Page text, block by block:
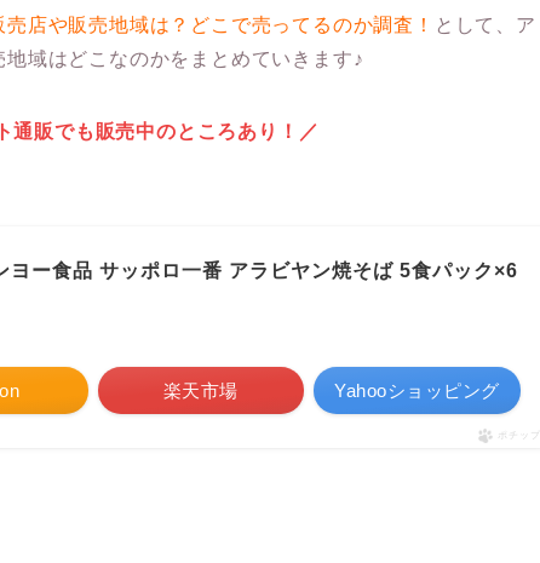
店や販売地域は？どこで売ってるのか調査！
として、ア
域はどこなのかをまとめていきます♪
通販でも販売中のところあり！／
ヨー食品 サッポロ一番 アラビヤン焼そば 5食パック×6
楽天市場 Yahooショッピング
ポチップ